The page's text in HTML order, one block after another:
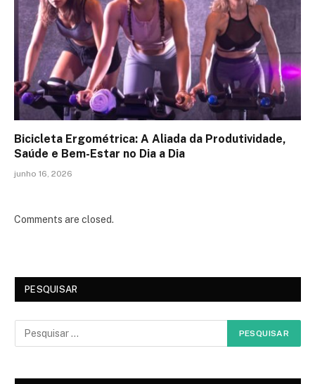
Bicicleta Ergométrica: A Aliada da Produtividade,
Saúde e Bem-Estar no Dia a Dia
junho 16, 2026
Comments are closed.
PESQUISAR